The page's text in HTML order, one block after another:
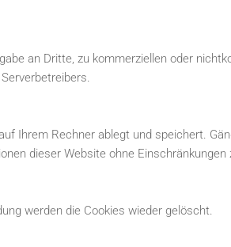
an Dritte, zu kommerziellen oder
Ihrem Rechner ablegt und speichert.
dieser Website ohne
werden die Cookies wieder gelöscht.